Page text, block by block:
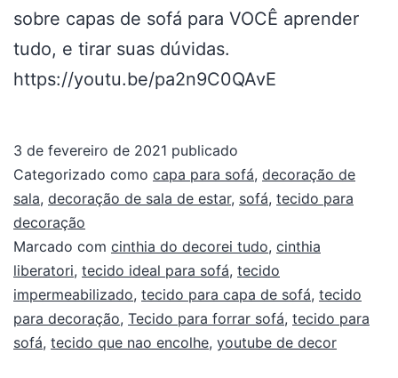
sobre capas de sofá para VOCÊ aprender
tudo, e tirar suas dúvidas.
https://youtu.be/pa2n9C0QAvE
3 de fevereiro de 2021 publicado
Categorizado como capa para sofá, decoração de
sala, decoração de sala de estar, sofá, tecido para
decoração
Marcado com cinthia do decorei tudo, cinthia
liberatori, tecido ideal para sofá, tecido
impermeabilizado, tecido para capa de sofá, tecido
para decoração, Tecido para forrar sofá, tecido para
sofá, tecido que nao encolhe, youtube de decor